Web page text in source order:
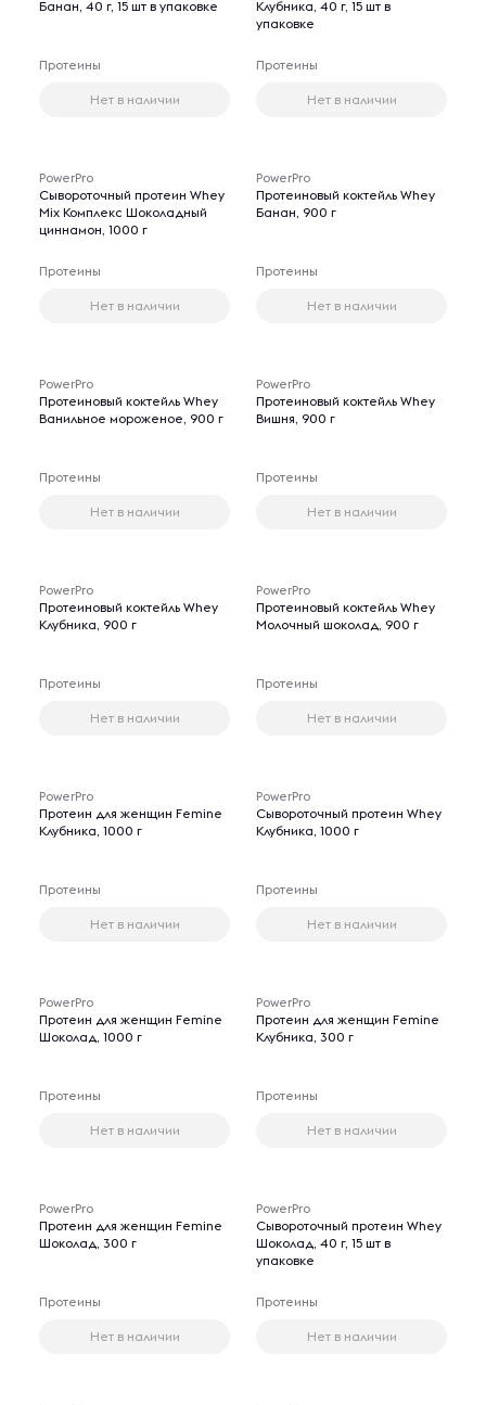
Банан, 40 г, 15 шт в упаковке
Протеины
Нет в наличии
Клубника, 40 г, 15 шт в
упаковке
Протеины
Нет в наличии
PowerPro
Сывороточный протеин Whey
Mix Комплекс Шоколадный
циннамон, 1000 г
Протеины
Нет в наличии
PowerPro
Протеиновый коктейль Whey
Банан, 900 г
Протеины
Нет в наличии
PowerPro
Протеиновый коктейль Whey
Ванильное мороженое, 900 г
Протеины
Нет в наличии
PowerPro
Протеиновый коктейль Whey
Вишня, 900 г
Протеины
Нет в наличии
PowerPro
Протеиновый коктейль Whey
Клубника, 900 г
Протеины
Нет в наличии
PowerPro
Протеиновый коктейль Whey
Молочный шоколад, 900 г
Протеины
Нет в наличии
PowerPro
Протеин для женщин Femine
Клубника, 1000 г
Протеины
Нет в наличии
PowerPro
Сывороточный протеин Whey
Клубника, 1000 г
Протеины
Нет в наличии
PowerPro
Протеин для женщин Femine
Шоколад, 1000 г
Протеины
Нет в наличии
PowerPro
Протеин для женщин Femine
Клубника, 300 г
Протеины
Нет в наличии
PowerPro
Протеин для женщин Femine
Шоколад, 300 г
Протеины
Нет в наличии
PowerPro
Сывороточный протеин Whey
Шоколад, 40 г, 15 шт в
упаковке
Протеины
Нет в наличии